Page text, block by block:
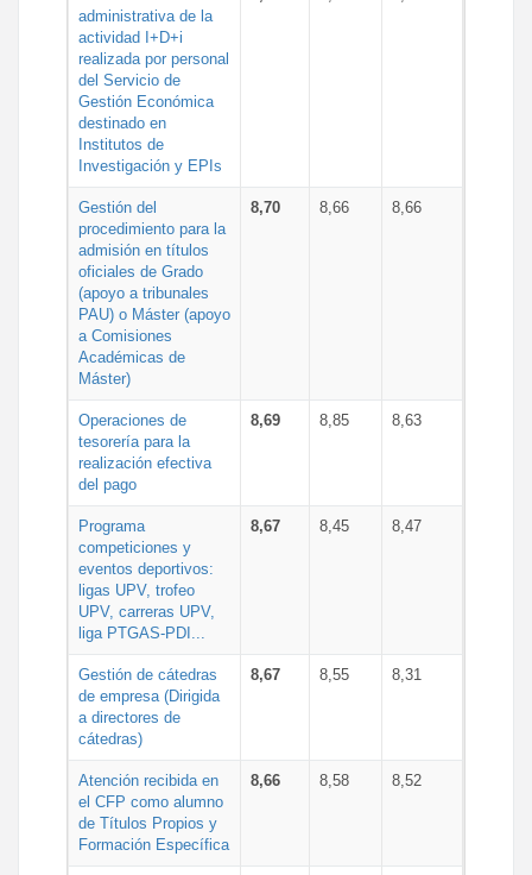
administrativa de la
actividad I+D+i
realizada por personal
del Servicio de
Gestión Económica
destinado en
Institutos de
Investigación y EPIs
Gestión del
procedimiento para la
admisión en títulos
oficiales de Grado
(apoyo a tribunales
PAU) o Máster (apoyo
a Comisiones
Académicas de
Máster)
8,70 8,66 8,66
Operaciones de
tesorería para la
realización efectiva
del pago
8,69 8,85 8,63
Programa
competiciones y
eventos deportivos:
ligas UPV, trofeo
UPV, carreras UPV,
liga PTGAS-PDI...
8,67 8,45 8,47
Gestión de cátedras
de empresa (Dirigida
a directores de
cátedras)
8,67 8,55 8,31
Atención recibida en
el CFP como alumno
de Títulos Propios y
Formación Específica
8,66 8,58 8,52